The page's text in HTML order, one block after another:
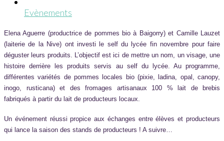
Evènements
Elena Aguerre (productrice de pommes bio à Baigorry) et Camille Lauzet
(laiterie de la Nive) ont investi le self du lycée fin novembre pour faire
déguster leurs produits. L’objectif est ici de mettre un nom, un visage, une
histoire derrière les produits servis au self du lycée. Au programme,
différentes variétés de pommes locales bio (pixie, ladina, opal, canopy,
inogo, rusticana) et des fromages artisanaux 100 % lait de brebis
fabriqués à partir du lait de producteurs locaux.
Un événement réussi propice aux échanges entre élèves et producteurs
qui lance la saison des stands de producteurs ! A suivre…